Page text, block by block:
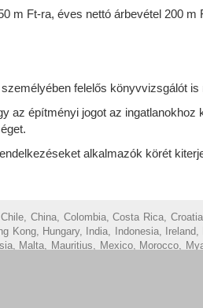
m Ft-ra, éves nettó árbevétel 200 m
felelős könyvvizsgálót is
az építményi jogot az ingatlanokhoz
alkalmazók körét
China, Colombia, Costa Rica,
Kong, Hungary, India, Indonesia,
Malta, Mauritius, Mexico, Morocco,
Republic of Serbia, Singapore, Slovak
partners) and Vietnam.